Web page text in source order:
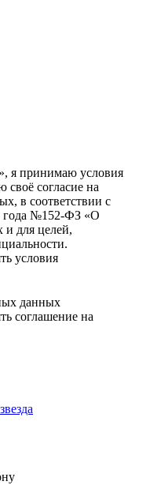
я принимаю условия
своё согласие на
в соответствии с
года №152-ФЗ «О
и для целей,
условия
данных
соглашение на